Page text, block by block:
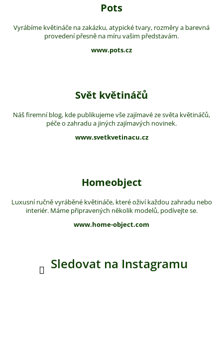
Pots
Vyrábíme květináče na zakázku, atypické tvary, rozměry a barevná
provedení přesně na míru vašim představám.
www.pots.cz
Svět květináčů
Náš firemní blog, kde publikujeme vše zajímavé ze světa květináčů,
péče o zahradu a jiných zajímavých novinek.
www.svetkvetinacu.cz
Homeobject
Luxusní ručně vyráběné květináče, které oživí každou zahradu nebo
interiér. Máme připravených několik modelů, podívejte se.
www.home-object.com
Sledovat na Instagramu